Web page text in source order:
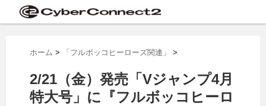
ホーム > 「フルボッコヒーローズ関連」 >
2/21（金）発売「Vジャンプ4月
特大号」に『フルボッコヒーロ